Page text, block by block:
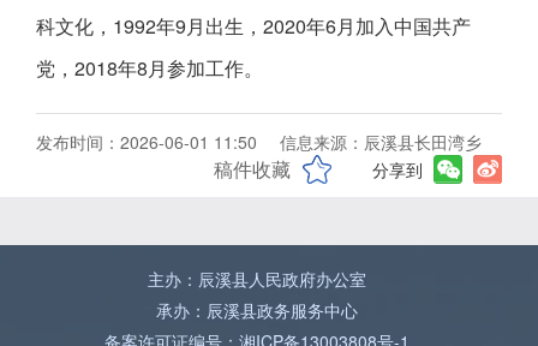
科文化，1992年9月出生，2020年6月加入中国共产
党，2018年8月参加工作。
发布时间：2026-06-01 11:50 信息来源：辰溪县长田湾乡
稿件收藏 分享到
主办：辰溪县人民政府办公室
承办：辰溪县政务服务中心
备案许可证编号：湘ICP备13003808号-1